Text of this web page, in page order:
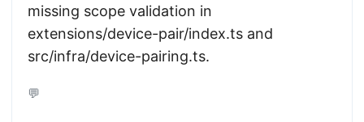
missing scope validation in
extensions/device-pair/index.ts and
src/infra/device-pairing.ts.
💬